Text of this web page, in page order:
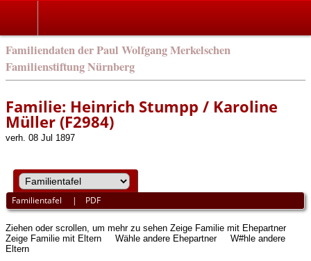
Familiendaten der Paul Wolfgang Merkelschen
Familienstiftung Nürnberg
Familie: Heinrich Stumpp / Karoline
Müller (F2984)
verh. 08 Jul 1897
Familientafel | PDF
Ziehen oder scrollen, um mehr zu sehen Zeige Familie mit Ehepartner
Zeige Familie mit Eltern
Wähle andere Ehepartner
W#hle andere
Eltern